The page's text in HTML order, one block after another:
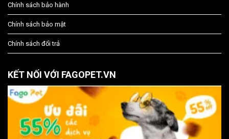
Chính sách bảo hành
Chính sách bảo mật
Chính sách đổi trả
KẾT NỐI VỚI FAGOPET.VN